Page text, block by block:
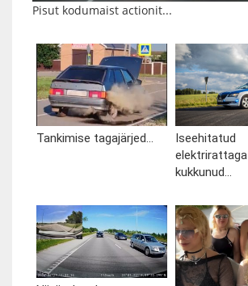
Pisut kodumaist actionit...
Tankimise tagajärjed...
Iseehitatud
elektrirattaga
kukkunud...